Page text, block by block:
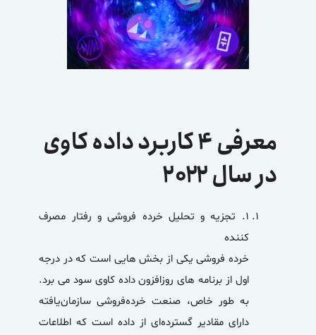
معرفی ۴ کاربرد داده کاوی
در سال ۲۰۲۲
۱.
تجزیه و تحلیل خرده فروشی و رفتار مصرف
کننده
خرده فروشی یکی از بخش هایی است که در درجه
اول از برنامه های روزافزون داده کاوی سود می برد.
به طور خاص، صنعت خرده‌فروشی سازمان‌یافته
دارای مقادیر گسترده‌ای از داده است که اطلاعات